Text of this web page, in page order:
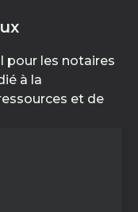
pour les notaires
à la
et de